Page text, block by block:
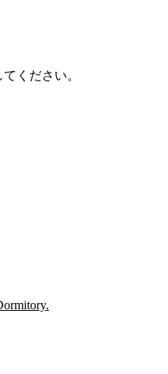
ください。